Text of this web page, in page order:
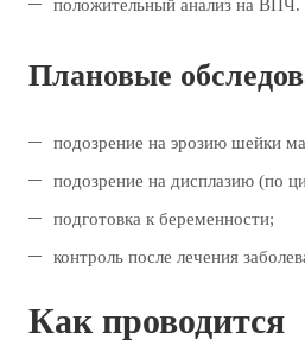
положительный анализ на ВПЧ.
Плановые
подозрение на эрозию шейки
подозрение на дисплазию (по
подготовка к беременности;
контроль после лечения
Как проводится